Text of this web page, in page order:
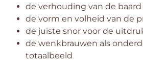
de verhouding van de
de vorm en volheid van de
de juiste snor voor de
de wenkbrauwen als
totaalbeeld